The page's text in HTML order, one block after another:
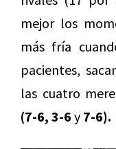
mejor los
más fría
pacientes,
las cuatro
(7-6, 3-6 y 7-6).